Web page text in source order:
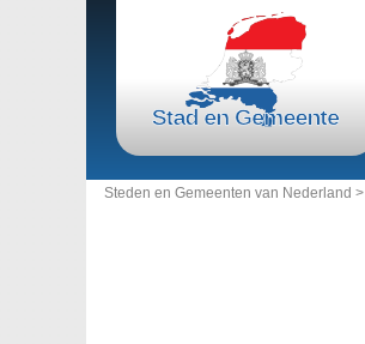
Steden en Gemeenten van Nederland >